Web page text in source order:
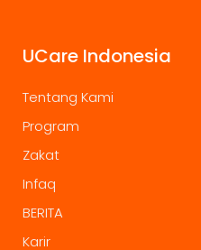
UCare Indonesia
Tentang Kami
Program
Zakat
Infaq
BERITA
Karir